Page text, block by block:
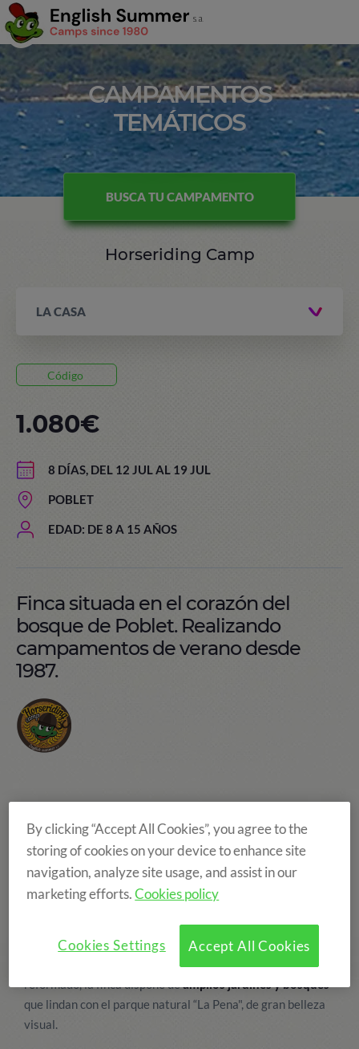
CAMPAMENTOS
TEMÁTICOS
BUSCA TU CAMPAMENTO
Horseriding Camp
LA CASA
Código
8 DÍAS, DEL 12 JUL AL 19 JUL
POBLET
EDAD: DE 8 A 15 AÑOS
1.080€
Finca situada en el corazón del
bosque de Poblet. Realizando
campamentos de verano desde
1987.
Situación y entorno
La finca “La Capella" es una de nuestras casas de colonias
en Catalunya y se encuentra en L'Espluga de Francolí, La
Conca de Barberà, en el paraje denominado “Las Masías",
muy cerca del Monasterio de Poblet.Además de unas
instalaciones modernas que permiten realizar actividades
de ocio y deportivas y de un edificio recientemente
reformado, la finca dispone deamplios jardines y bosques
que lindan con el parque natural “La Pena", de gran belleza
visual.
By clicking “Accept All Cookies”, you agree to the
storing of cookies on your device to enhance site
navigation, analyze site usage, and assist in our
marketing efforts.Cookies policy
Accept All Cookies
Cookies Settings